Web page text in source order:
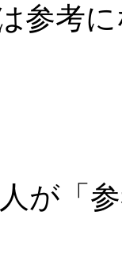
参考
人が「